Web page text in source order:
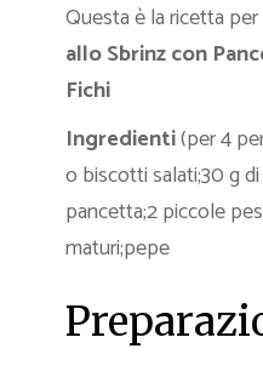
Questa è la ricetta
allo Sbrinz con
Fichi
Ingredienti(per 4
o biscotti salati;30 g
pancetta;2 piccole
maturi;pepe